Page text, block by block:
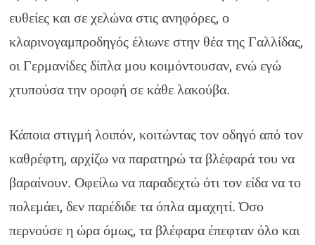
ευθείες και σε χελώνα στις ανηφόρες, ο
κλαρινογαμπροδηγός έλιωνε στην θέα της Γαλλίδας,
οι Γερμανίδες δίπλα μου κοιμόντουσαν, ενώ εγώ
χτυπούσα την οροφή σε κάθε λακούβα.
Κάποια στιγμή λοιπόν, κοιτώντας τον οδηγό από τον
καθρέφτη, αρχίζω να παρατηρώ τα βλέφαρά του να
βαραίνουν. Οφείλω να παραδεχτώ ότι τον είδα να το
πολεμάει, δεν παρέδιδε τα όπλα αμαχητί. Όσο
περνούσε η ώρα όμως, τα βλέφαρα έπεφταν όλο και